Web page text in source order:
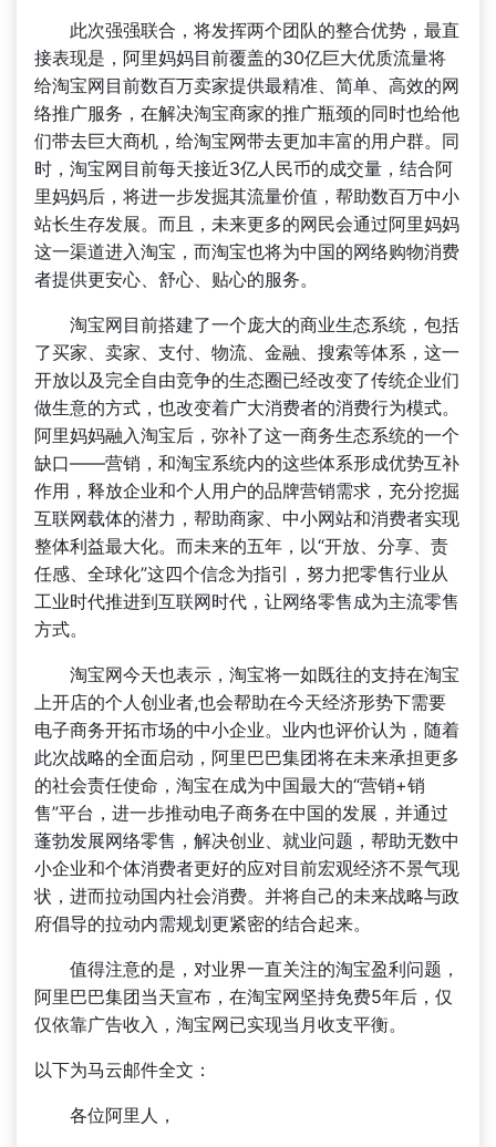
此次强强联合，将发挥两个团队的整合优势，最直
接表现是，阿里妈妈目前覆盖的30亿巨大优质流量将
给淘宝网目前数百万卖家提供最精准、简单、高效的网
络推广服务，在解决淘宝商家的推广瓶颈的同时也给他
们带去巨大商机，给淘宝网带去更加丰富的用户群。同
时，淘宝网目前每天接近3亿人民币的成交量，结合阿
里妈妈后，将进一步发掘其流量价值，帮助数百万中小
站长生存发展。而且，未来更多的网民会通过阿里妈妈
这一渠道进入淘宝，而淘宝也将为中国的网络购物消费
者提供更安心、舒心、贴心的服务。
淘宝网目前搭建了一个庞大的商业生态系统，包括
了买家、卖家、支付、物流、金融、搜索等体系，这一
开放以及完全自由竞争的生态圈已经改变了传统企业们
做生意的方式，也改变着广大消费者的消费行为模式。
阿里妈妈融入淘宝后，弥补了这一商务生态系统的一个
缺口——营销，和淘宝系统内的这些体系形成优势互补
作用，释放企业和个人用户的品牌营销需求，充分挖掘
互联网载体的潜力，帮助商家、中小网站和消费者实现
整体利益最大化。而未来的五年，以“开放、分享、责
任感、全球化”这四个信念为指引，努力把零售行业从
工业时代推进到互联网时代，让网络零售成为主流零售
方式。
淘宝网今天也表示，淘宝将一如既往的支持在淘宝
上开店的个人创业者,也会帮助在今天经济形势下需要
电子商务开拓市场的中小企业。业内也评价认为，随着
此次战略的全面启动，阿里巴巴集团将在未来承担更多
的社会责任使命，淘宝在成为中国最大的“营销+销
售”平台，进一步推动电子商务在中国的发展，并通过
蓬勃发展网络零售，解决创业、就业问题，帮助无数中
小企业和个体消费者更好的应对目前宏观经济不景气现
状，进而拉动国内社会消费。并将自己的未来战略与政
府倡导的拉动内需规划更紧密的结合起来。
值得注意的是，对业界一直关注的淘宝盈利问题，
阿里巴巴集团当天宣布，在淘宝网坚持免费5年后，仅
仅依靠广告收入，淘宝网已实现当月收支平衡。
以下为马云邮件全文：
各位阿里人，